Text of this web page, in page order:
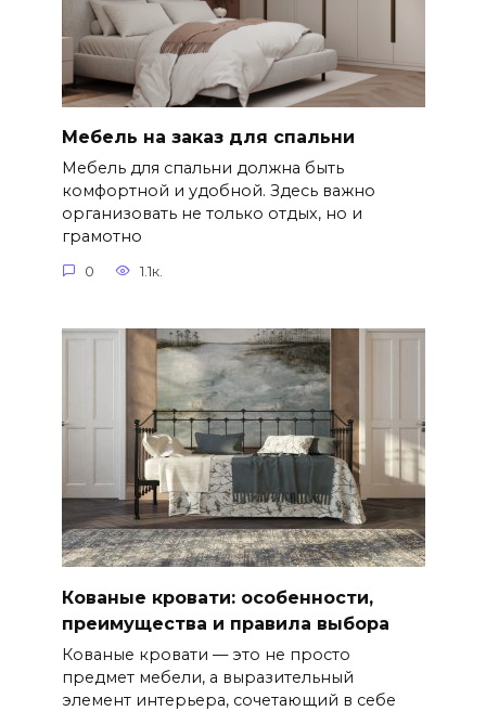
Мебель на заказ для спальни
Мебель для спальни должна быть
комфортной и удобной. Здесь важно
организовать не только отдых, но и
грамотно
0 1.1к.
Кованые кровати: особенности,
преимущества и правила выбора
Кованые кровати — это не просто
предмет мебели, а выразительный
элемент интерьера, сочетающий в себе